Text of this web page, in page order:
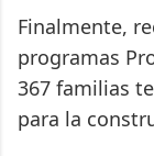
Finalmente,
programas
367 familias
para la